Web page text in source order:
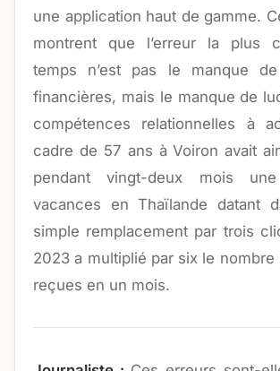
une application haut de gamme.
montrent que l’erreur la plus
temps n’est pas le manque
financières, mais le manque de
compétences relationnelles à
cadre de 57 ans à Voiron avait
pendant vingt-deux mois
vacances en Thaïlande datant
simple remplacement par trois
2023 a multiplié par six le nombre
reçues en un mois.